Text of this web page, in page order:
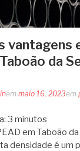
vantagens
da
em maio 16, 2023em
3 minutos
em Taboão da
densidade é um